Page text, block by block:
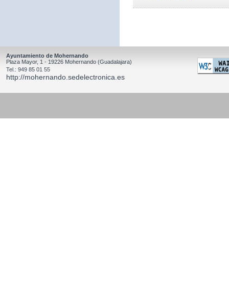
Ayuntamiento de Mohernando
Plaza Mayor, 1 - 19226 Mohernando (Guadalajara)
Tel.: 949 85 01 55
http://mohernando.sedelectronica.es